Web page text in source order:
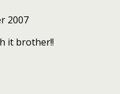
2007
it brother!!